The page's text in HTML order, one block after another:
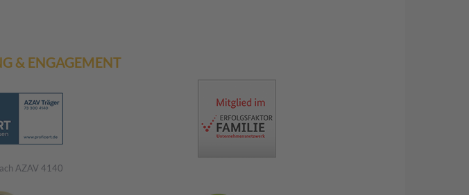
& ENGAGEMENT
AZAV 4140